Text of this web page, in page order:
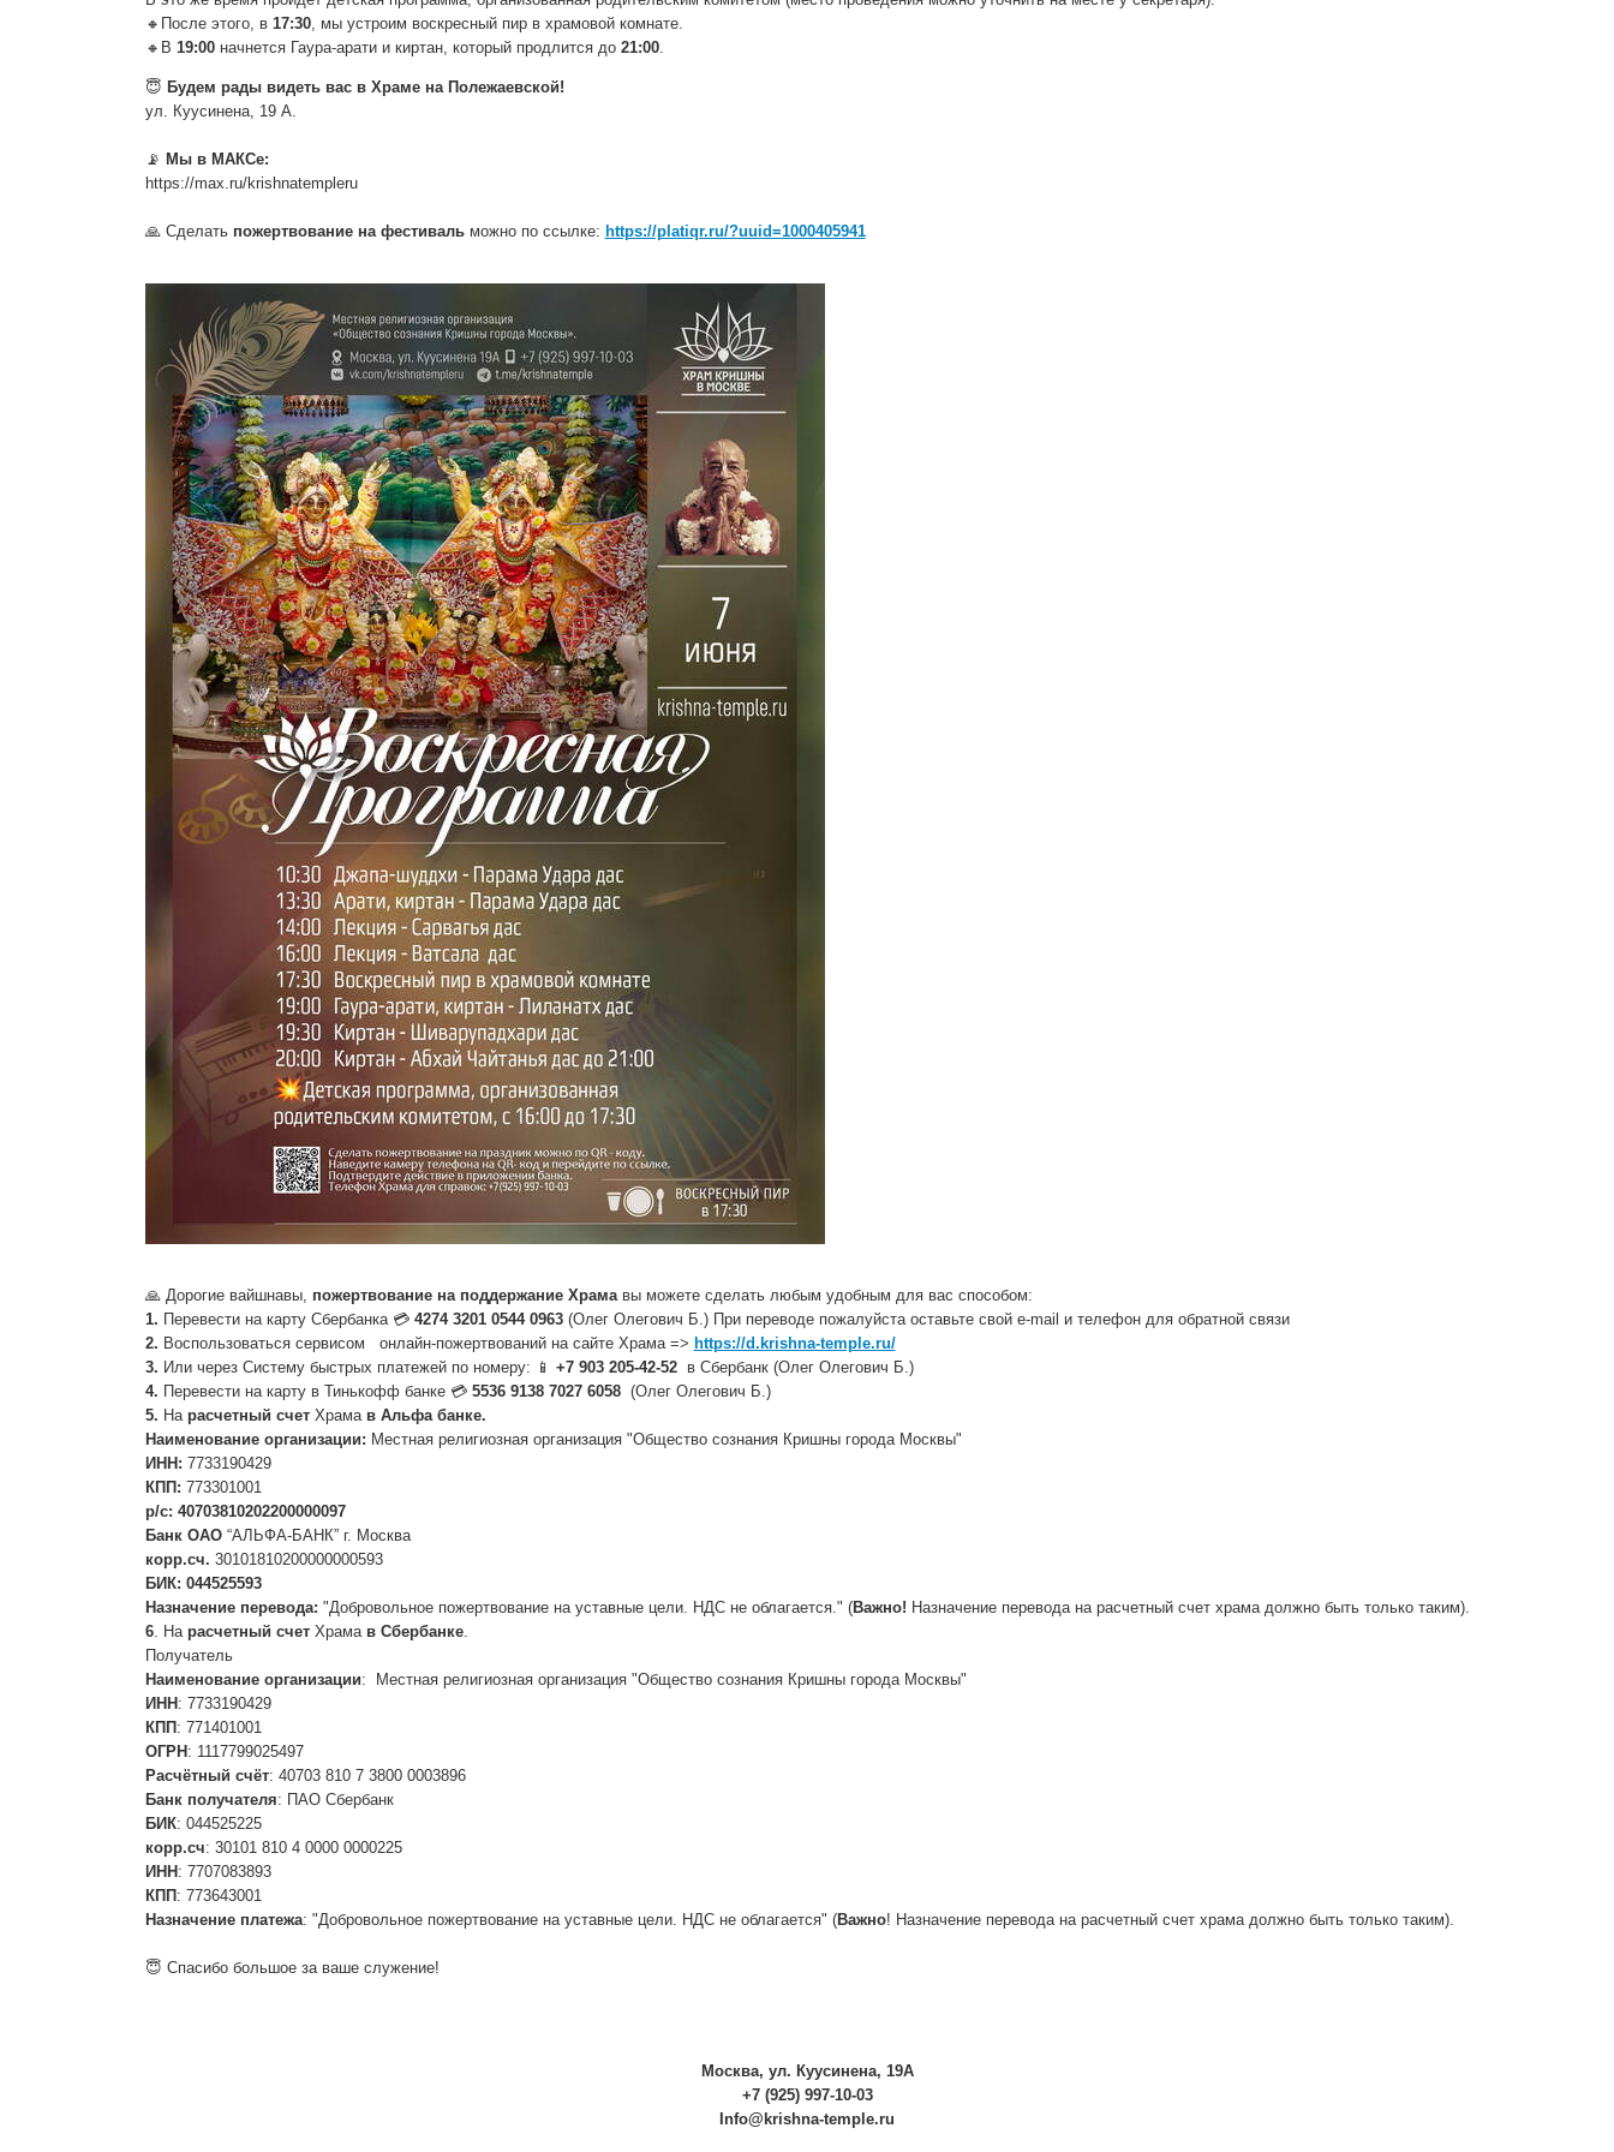
🔸После этого, в 17:30, мы устроим воскресный пир в храмовой комнате.
🔸В 19:00начнется Гаура-арати и киртан, который продлится до 21:00.
😇 Будем рады видеть вас в Храме на Полежаевской!
ул. Куусинена, 19 А.
📡 Мы в МАКСе:
https://max.ru/krishnatempleru
🙏 Сделать пожертвование на фестивальможно по ссылке: https://platiqr.ru/?uuid=1000405941
🙏 Дорогие вайшнавы, пожертвование на поддержание Храмавы можете сделать любым удобным для вас способом:
1. Перевести на карту Сбербанка 💳 4274 3201 0544 0963(Олег Олегович Б.) При переводе пожалуйста оставьте свой e-mail и телефон для обратной связи
2. Воспользоваться сервисом онлайн-пожертвований на сайте Храма => https://d.krishna-temple.ru/
3. Или через Систему быстрых платежей по номеру: 📱 +7 903 205-42-52в Сбербанк (Олег Олегович Б.)
4. Перевести на карту в Тинькофф банке 💳5536 9138 7027 6058(Олег Олегович Б.)
5. На расчетный счетХрама в Альфа банке.
Наименование организации: Местная религиозная организация "Общество сознания Кришны города Москвы"
ИНН: 7733190429
КПП: 773301001
р/с: 40703810202200000097
Банк ОАО“АЛЬФА-БАНК” г. Москва
корр.сч. 30101810200000000593
БИК: 044525593
Назначение перевода: "Добровольное пожертвование на уставные цели. НДС не облагается." (Важно! Назначение перевода на расчетный счет храма должно быть только таким).
6. На расчетный счетХрама в Сбербанке.
Получатель
Наименование организации: Местная религиозная организация "Общество сознания Кришны города Москвы"
ИНН : 7733190429
КПП : 771401001
ОГРН : 1117799025497
Расчётный счёт: 40703 810 7 3800 0003896
Банк получателя: ПАО Сбербанк
БИК: 044525225
корр.сч: 30101 810 4 0000 0000225
ИНН : 7707083893
КПП : 773643001
Назначение платежа: "Добровольное пожертвование на уставные цели. НДС не облагается" (Важно! Назначение перевода на расчетный счет храма должно быть только таким).
😇 Спасибо большое за ваше служение!
Москва, ул. Куусинена, 19А
+7 (925) 997-10-03
Info@krishna-temple.ru